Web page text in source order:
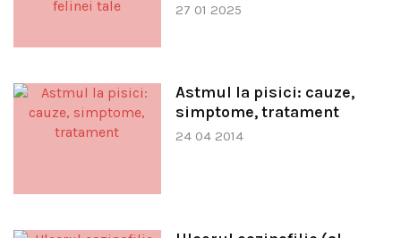
27 01 2025
Astmul la pisici: cauze,
simptome, tratament
24 04 2014